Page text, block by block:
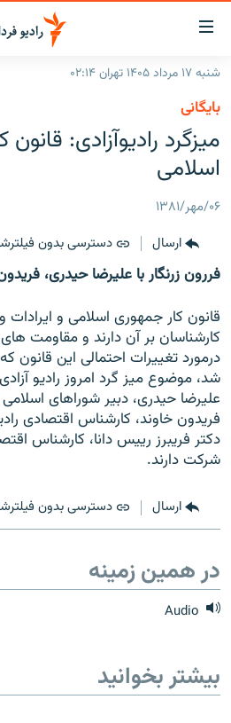
لینک‌های
قابلیت
دسترسی
بازگشت
بازگشت
منوی
اصلی
رفتن
صفحه
جستجو
صفحه اصلی
ایران
جهان
برنامه‌های رادیویی
فرکانس‌ها
پادکست
چندرسانه‌ای
گزارش‌های تصویری
گزارش‌های ویدئویی
زنان فردا
English
به ما بپیوندید
زبان‌های دیگر
شنبه ۱۷ مرداد ۱۴۰۵ تهران ۰۲:۱۴
بایگانی
ميزگرد راديوآزادى:
اسلامى
۰۶/مهر/۱۳۸۱
ارسال
دسترسی بدون
فررون زرنگار با عليرضا حيدرى،
قانون کار جمهورى اسلامى و
کارشناسان بر آن دارند و مقاومت
شد، موضوع ميز گرد امروز راديو
عليرضا حيدرى، دبير شوراهاى
فريدون خاوند، کارشناس اقتصادى
دکتر فريبرز رييس دانا، کارشناس
شرکت دارند.
ارسال دسترسی بدون
در همین زمینه
بیشتر بخوانید